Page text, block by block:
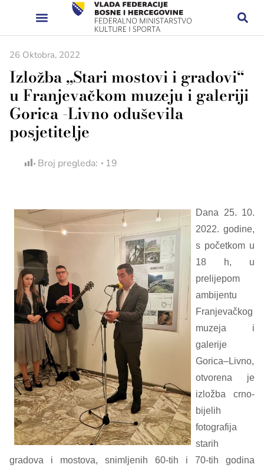
26 Oktobra, 2022
Izložba „Stari mostovi i gradovi“
u Franjevačkom muzeju i galeriji
Gorica -Livno oduševila
posjetitelje
Broj pregleda: 19
Dana 25. 10.
2022. godine,
s početkom u
18 h, u
prelijepom
ambijentu
Franjevačkog
muzeja i
galerije
Gorica–Livno,
otvorena je
izložba crno-
bijelih
fotografija
starih
gradova i mostova, snimljenih 60-tih i 70-tih godina